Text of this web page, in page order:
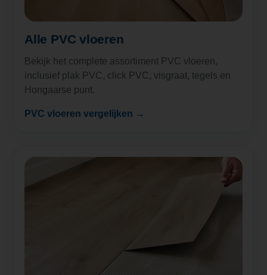
Alle PVC vloeren
Bekijk het complete assortiment PVC vloeren,
inclusief plak PVC, click PVC, visgraat, tegels en
Hongaarse punt.
PVC vloeren vergelijken →